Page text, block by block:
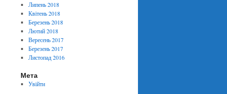
Липень 2018
Квітень 2018
Березень 2018
Лютий 2018
Вересень 2017
Березень 2017
Листопад 2016
Мета
Увійти